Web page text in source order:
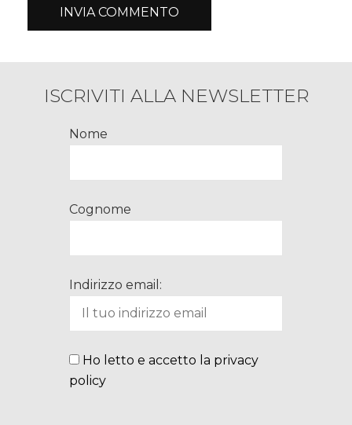
ISCRIVITI ALLA NEWSLETTER
Nome
Cognome
Indirizzo email:
Ho letto e accetto la privacy
policy